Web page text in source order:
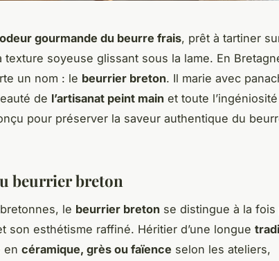
gourmande du beurre frais, prêt à tartiner
soyeuse glissant sous la lame. En
un nom : le beurrier breton. Il marie avec
de l’artisanat peint main et toute l’ingéniosité
pour préserver la saveur authentique du
beurrier breton
le beurrier breton se distingue à la fois
son esthétisme raffiné. Héritier d’une longue
en céramique, grès ou faïence selon les ateliers,